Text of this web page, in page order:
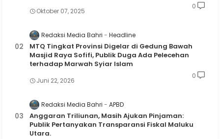
Oktober 07, 2025
0
Redaksi Media Bahri Headline
MTQ Tingkat Provinsi Digelar di Gedung Bawah
Masjid Raya Sofifi, Publik Duga Ada Pelecehan
terhadap Marwah Syiar Islam
Juni 22, 2026
0
Redaksi Media Bahri APBD
Anggaran Triliunan, Masih Ajukan Pinjaman:
Publik Pertanyakan Transparansi Fiskal Maluku
Utara.